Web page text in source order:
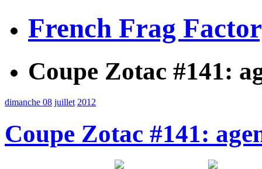
French Frag
Coupe Zotac #141:
dimanche 08 juillet 2012
Coupe Zotac #141: